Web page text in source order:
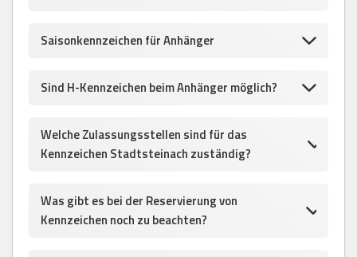
Saisonkennzeichen für Anhänger
Sind H-Kennzeichen beim Anhänger möglich?
Welche Zulassungsstellen sind für das
Kennzeichen Stadtsteinach zuständig?
Was gibt es bei der Reservierung von
Kennzeichen noch zu beachten?